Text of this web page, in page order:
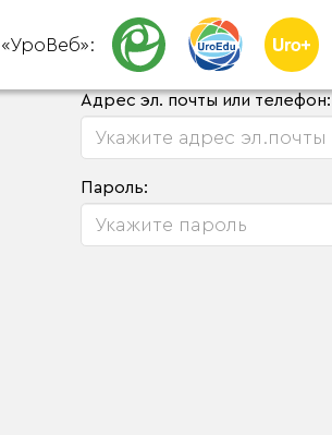
Адрес эл. почты или телефон:
Пароль: